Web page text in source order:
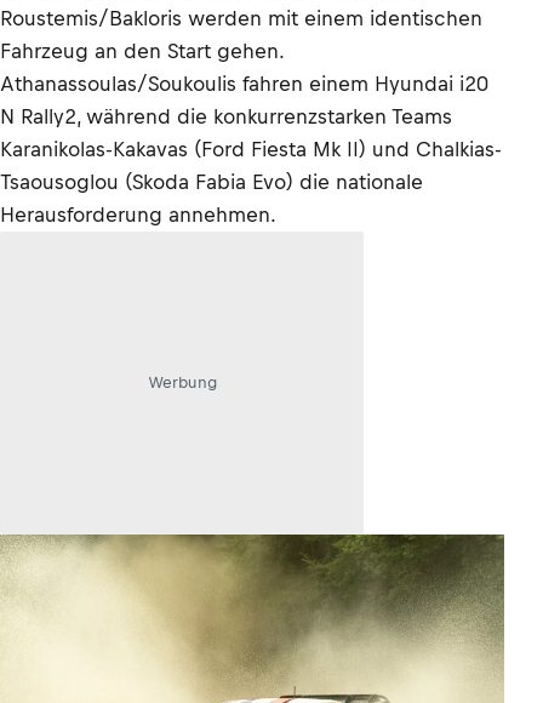
Roustemis/Bakloris werden mit einem identischen
Fahrzeug an den Start gehen.
Athanassoulas/Soukoulis fahren einem Hyundai i20
N Rally2, während die konkurrenzstarken Teams
Karanikolas-Kakavas (Ford Fiesta Mk II) und Chalkias-
Tsaousoglou (Skoda Fabia Evo) die nationale
Herausforderung annehmen.
Werbung